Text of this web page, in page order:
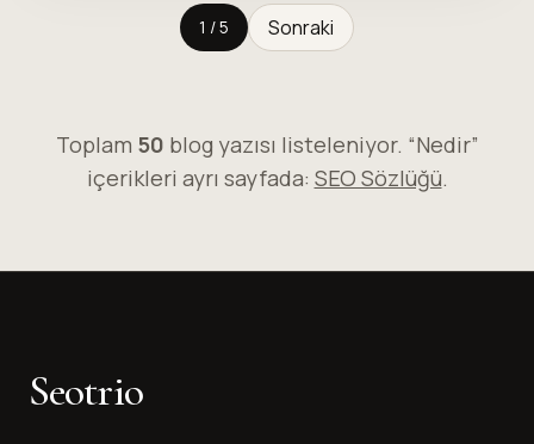
1 / 5 Sonraki
Toplam 50 blog yazısı listeleniyor. “Nedir”
içerikleri ayrı sayfada: SEO Sözlüğü.
Seotrio